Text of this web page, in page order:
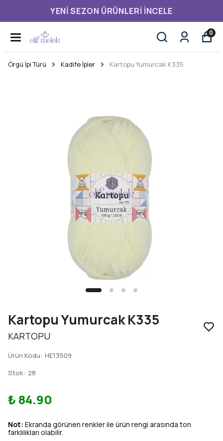
YENI SEZON ÜRÜNLERI İNCELE
0
Örgü İpi Türü Kadife İpler Kartopu Yumurcak K335
Kartopu Yumurcak K335
KARTOPU
Ürün Kodu: HE13509
Stok: 28
₺ 84.90
Not: Ekranda görünen renkler ile ürün rengi arasında ton
farklılıkları olabilir.